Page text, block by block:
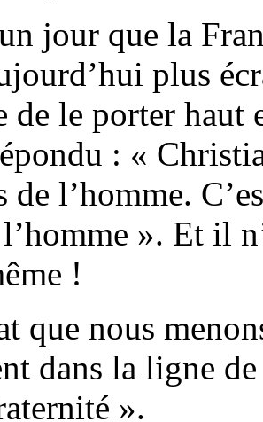
jour que la
plus
de le porter
: «
de l’homme.
». Et il
!
que nous
dans la ligne
».